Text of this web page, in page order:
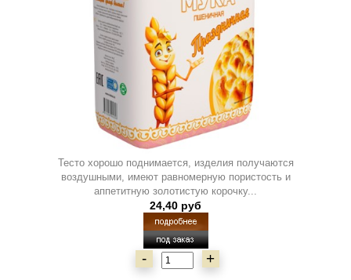
Тесто хорошо поднимается, изделия получаются
воздушными, имеют равномерную пористость и
аппетитную золотистую корочку...
24,40 руб
- +